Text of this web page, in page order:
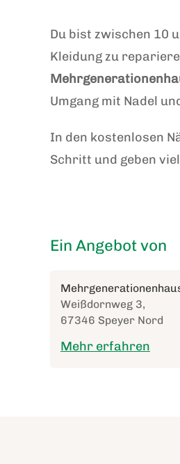
Du bist zwischen 10
Kleidung zu
Umgang mit Nadel
In den kostenlosen
Schritt und geben
Ein Angebot von
Weißdornweg 3,
67346 Speyer Nord
Mehr erfahren